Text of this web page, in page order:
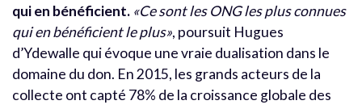
qui en bénéficient. «Ce sont les ONG les plus connues
qui en bénéficient le plus», poursuit Hugues
d’Ydewalle qui évoque une vraie dualisation dans le
domaine du don. En 2015, les grands acteurs de la
collecte ont capté 78% de la croissance globale des